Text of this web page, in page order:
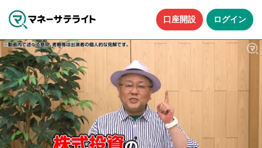
口座開設 ログイン